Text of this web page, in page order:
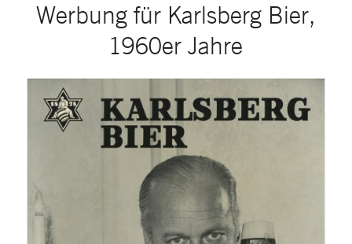
Werbung für Karlsberg Bier,
1960er Jahre